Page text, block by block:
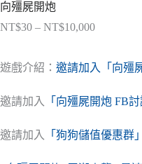
向殭屍開炮
NT$30 – NT$10,000價
範
NT$30
到
遊戲介紹： 邀請加入「向殭
邀請加入 「向殭屍開炮 FB討
邀請加入 「狗狗儲值優惠群」